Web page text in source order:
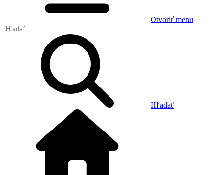
Otvoriť menu
Hľadať